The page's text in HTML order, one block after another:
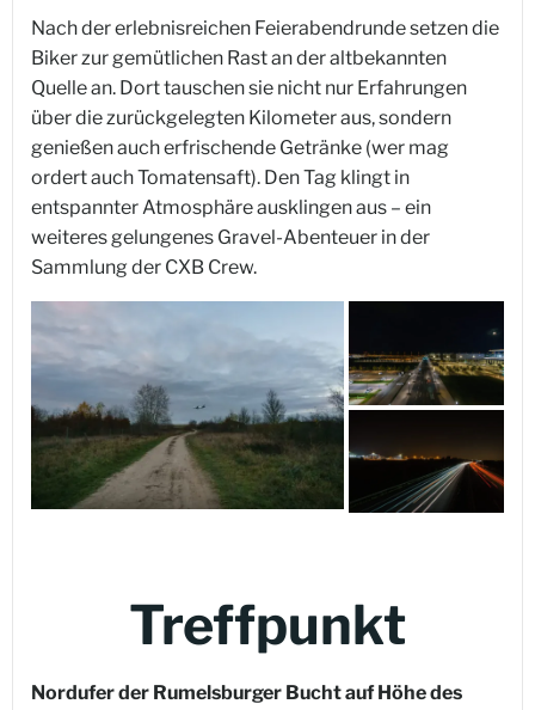
Nach der erlebnisreichen Feierabendrunde setzen die
Biker zur gemütlichen Rast an der altbekannten
Quelle an. Dort tauschen sie nicht nur Erfahrungen
über die zurückgelegten Kilometer aus, sondern
genießen auch erfrischende Getränke (wer mag
ordert auch Tomatensaft). Den Tag klingt in
entspannter Atmosphäre ausklingen aus – ein
weiteres gelungenes Gravel-Abenteuer in der
Sammlung der CXB Crew.
Treffpunkt
Nordufer der Rumelsburger Bucht auf Höhe des